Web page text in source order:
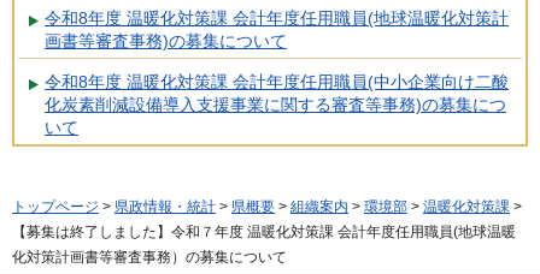
令和8年度 温暖化対策課 会計年度任用職員(地球温暖化対策計
画書等審査事務)の募集について
令和8年度 温暖化対策課 会計年度任用職員(中小企業向け二酸
化炭素削減設備導入支援事業に関する審査等事務)の募集につ
いて
トップページ > 県政情報・統計 > 県概要 > 組織案内 > 環境部 > 温暖化対策課 >
【募集は終了しました】令和７年度 温暖化対策課 会計年度任用職員(地球温暖
化対策計画書等審査事務）の募集について